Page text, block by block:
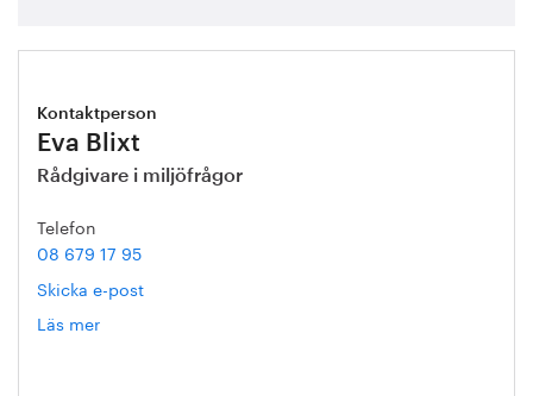
Kontaktperson
Eva Blixt
Rådgivare i miljöfrågor
Telefon
08 679 17 95
Skicka e-post
Läs mer